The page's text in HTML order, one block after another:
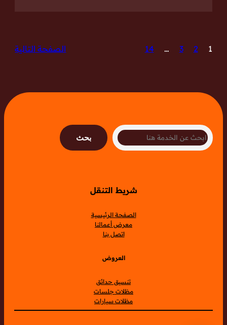
1
2
3
…
14 الصفحة التالية
Search
بحث
شريط التنقل
الصفحة الرئيسية
معرض أعمالنا
اتصل بنا
العروض
تنسيق حدائق
مظلات جلسات
مظلات سيارات